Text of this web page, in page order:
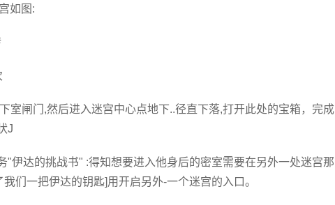
如图:
室闸门,然后进入迷宫中心点地下..径直下落,打开此处的宝箱，完成
J
"伊达的挑战书" :得知想要进入他身后的密室需要在另外一处迷宫那
们一把伊达的钥匙]用开启另外-一个迷宫的入口。